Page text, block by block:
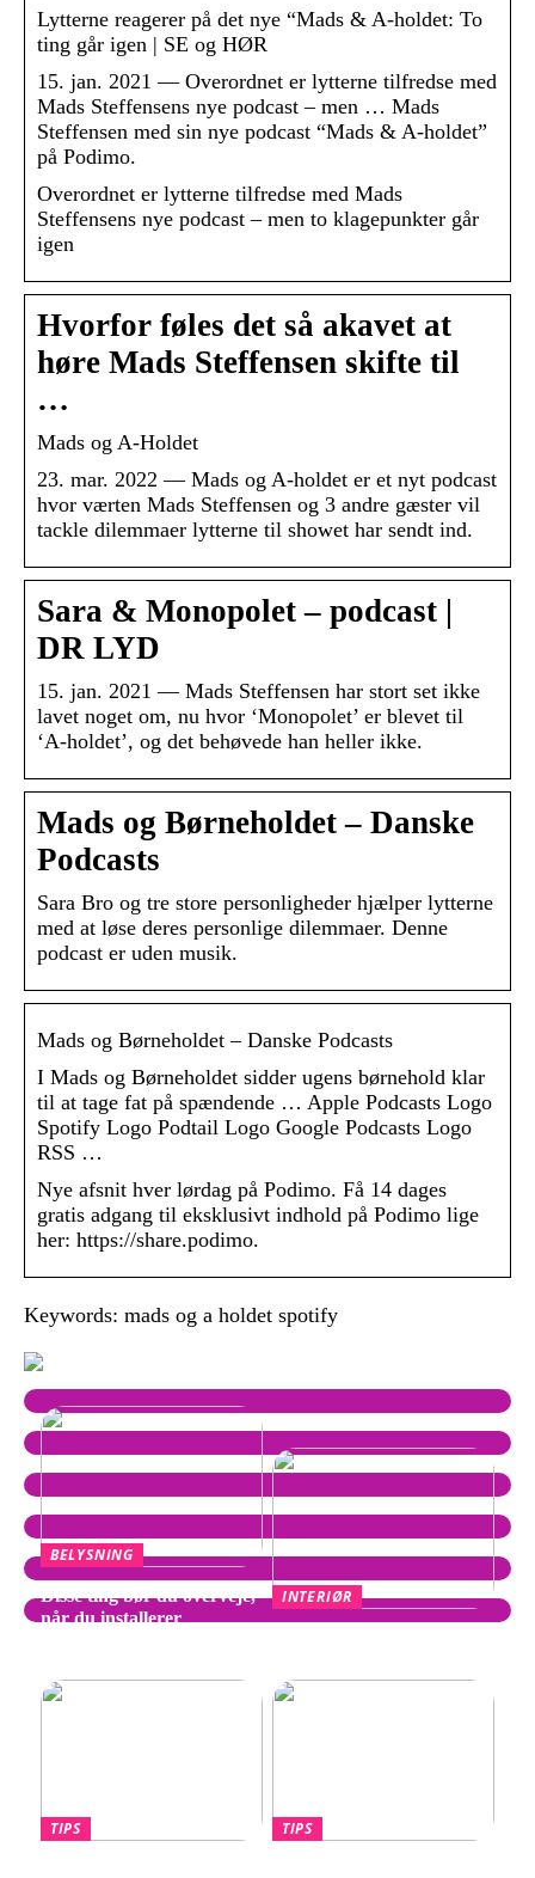
Lytterne reagerer på det nye “Mads & A-holdet: To
ting går igen | SE og HØR
15. jan. 2021 — Overordnet er lytterne tilfredse med
Mads Steffensens nye podcast – men … Mads
Steffensen med sin nye podcast “Mads & A-holdet”
på Podimo.
Overordnet er lytterne tilfredse med Mads
Steffensens nye podcast – men to klagepunkter går
igen
Hvorfor føles det så akavet at
høre Mads Steffensen skifte til
…
Mads og A-Holdet
23. mar. 2022 — Mads og A-holdet er et nyt podcast
hvor værten Mads Steffensen og 3 andre gæster vil
tackle dilemmaer lytterne til showet har sendt ind.
Sara & Monopolet – podcast |
DR LYD
15. jan. 2021 — Mads Steffensen har stort set ikke
lavet noget om, nu hvor ‘Monopolet’ er blevet til
‘A-holdet’, og det behøvede han heller ikke.
Mads og Børneholdet – Danske
Podcasts
Sara Bro og tre store personligheder hjælper lytterne
med at løse deres personlige dilemmaer. Denne
podcast er uden musik.
Mads og Børneholdet – Danske Podcasts
I Mads og Børneholdet sidder ugens børnehold klar
til at tage fat på spændende … Apple Podcasts Logo
Spotify Logo Podtail Logo Google Podcasts Logo
RSS …
Nye afsnit hver lørdag på Podimo. Få 14 dages
gratis adgang til eksklusivt indhold på Podimo lige
her: https://share.podimo.
Keywords: mads og a holdet spotify
BELYSNING
Disse ting bør du overveje,
når du installerer
INTERIØR
TIPS
TIPS